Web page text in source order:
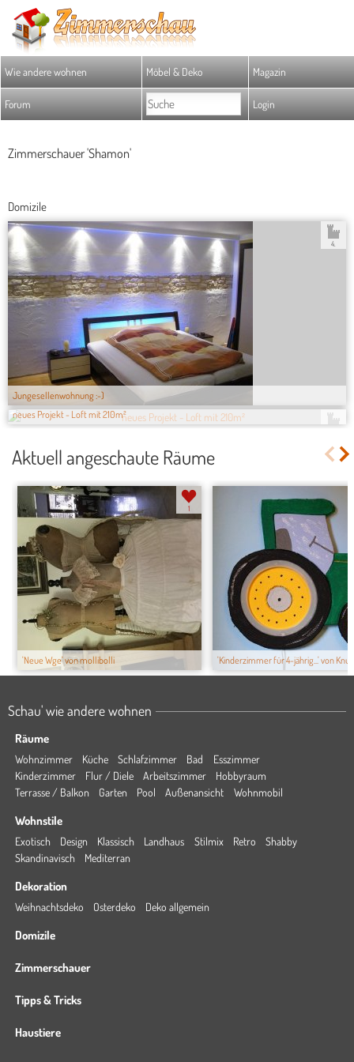
Wie andere wohnen Möbel & Deko Magazin
Forum Login
Zimmerschauer 'Shamon'
Domizile
Jungesellenwohnung :-)
4.
neues Projekt - Loft mit 210m²
Aktuell angeschaute Räume
'Neue Wge' von mollibolli
1
'Kinderzimmer für 4-jährig...' von
Schau' wie andere wohnen
Räume
Wohnzimmer Küche Schlafzimmer Bad
Esszimmer
Kinderzimmer
Flur / Diele Arbeitszimmer
Hobbyraum
Terrasse / Balkon
Garten Pool Außenansicht Wohnmobil
Wohnstile
Exotisch Design Klassisch Landhaus Stilmix Retro
Shabby
Skandinavisch
Mediterran
Dekoration
Weihnachtsdeko Osterdeko Deko allgemein
Domizile
Zimmerschauer
Tipps & Tricks
Haustiere